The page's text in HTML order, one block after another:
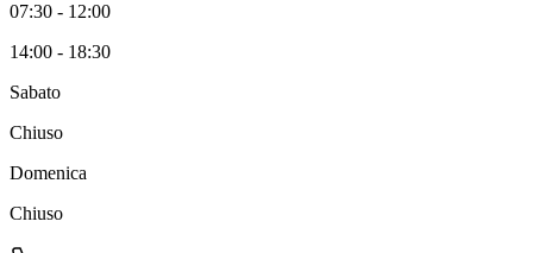
07:30 - 12:00
14:00 - 18:30
Sabato
Chiuso
Domenica
Chiuso